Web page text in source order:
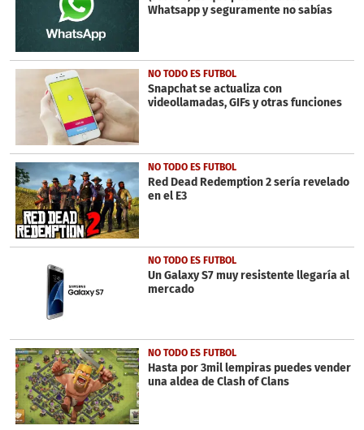
Whatsapp y seguramente no sabías
NO TODO ES FUTBOL
Snapchat se actualiza con
videollamadas, GIFs y otras funciones
NO TODO ES FUTBOL
Red Dead Redemption 2 sería revelado
en el E3
NO TODO ES FUTBOL
Un Galaxy S7 muy resistente llegaría al
mercado
NO TODO ES FUTBOL
Hasta por 3mil lempiras puedes vender
una aldea de Clash of Clans